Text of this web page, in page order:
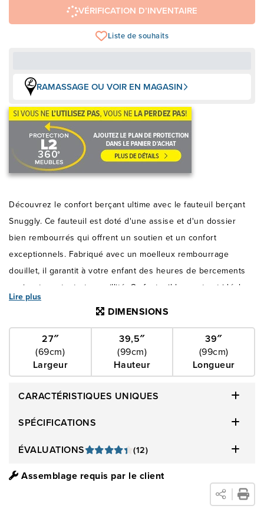
VÉRIFICATION D’INVENTAIRE
Liste de souhaits
RAMASSAGE OU VOIR EN MAGASIN
Découvrez le confort berçant ultime avec le fauteuil berçant
Snuggly. Ce fauteuil est doté d'une assise et d'un dossier
bien rembourrés qui offrent un soutien et un confort
exceptionnels. Fabriqué avec un moelleux rembourrage
douillet, il garantit à votre enfant des heures de bercements
apaisants en toute tranquillité. Ce fauteuil berçant est idéal
pour endormir votre bébé ou vous-même et peut facilement
un élément de confort à la chambre d'enfant. La structure est
fabriquée en bois dur massif, ce qui garantit que cet article
sera utilisé et apprécié pendant des années. Ce fauteuil
design est également élégant. Sa couleur neutre dans une
teinte ivoire ainsi que ses châteaux modernes en bois
L'heure du coucher n'aura jamais été une expérience aussi
élégante et confortable qu’avec le fauteuil berçant Snuggly.
Lire plus
DIMENSIONS
27″
(69cm)
Largeur
39,5″
(99cm)
Hauteur
39″
(99cm)
Longueur
CARACTÉRISTIQUES UNIQUES
SPÉCIFICATIONS
ÉVALUATIONS
(12)
Assemblage requis par le client